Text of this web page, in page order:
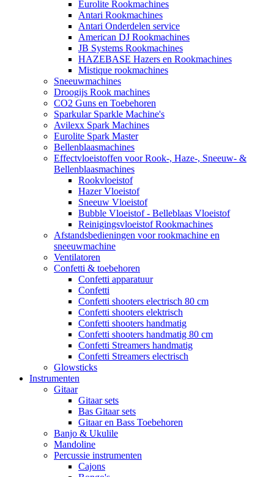
Eurolite Rookmachines
Antari Rookmachines
Antari Onderdelen service
American DJ Rookmachines
JB Systems Rookmachines
HAZEBASE Hazers en Rookmachines
Mistique rookmachines
Sneeuwmachines
Droogijs Rook machines
CO2 Guns en Toebehoren
Sparkular Sparkle Machine's
Avilexx Spark Machines
Eurolite Spark Master
Bellenblaasmachines
Effectvloeistoffen voor Rook-, Haze-, Sneeuw- &
Bellenblaasmachines
Rookvloeistof
Hazer Vloeistof
Sneeuw Vloeistof
Bubble Vloeistof - Belleblaas Vloeistof
Reinigingsvloeistof Rookmachines
Afstandsbedieningen voor rookmachine en
sneeuwmachine
Ventilatoren
Confetti & toebehoren
Confetti apparatuur
Confetti
Confetti shooters electrisch 80 cm
Confetti shooters elektrisch
Confetti shooters handmatig
Confetti shooters handmatig 80 cm
Confetti Streamers handmatig
Confetti Streamers electrisch
Glowsticks
Instrumenten
Gitaar
Gitaar sets
Bas Gitaar sets
Gitaar en Bass Toebehoren
Banjo & Ukulile
Mandoline
Percussie instrumenten
Cajons